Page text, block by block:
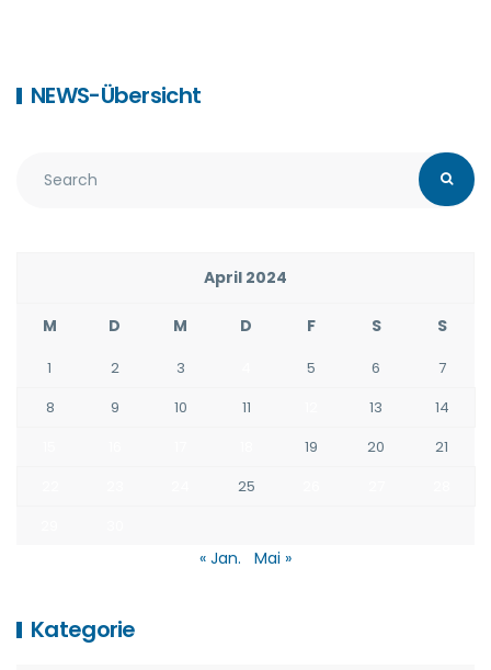
NEWS-Übersicht
April 2024
M D M D F S S
1 2 3 5 6
7
8
9 10 11 13
14
19 20
21
25
« Jan. Mai »
Kategorie